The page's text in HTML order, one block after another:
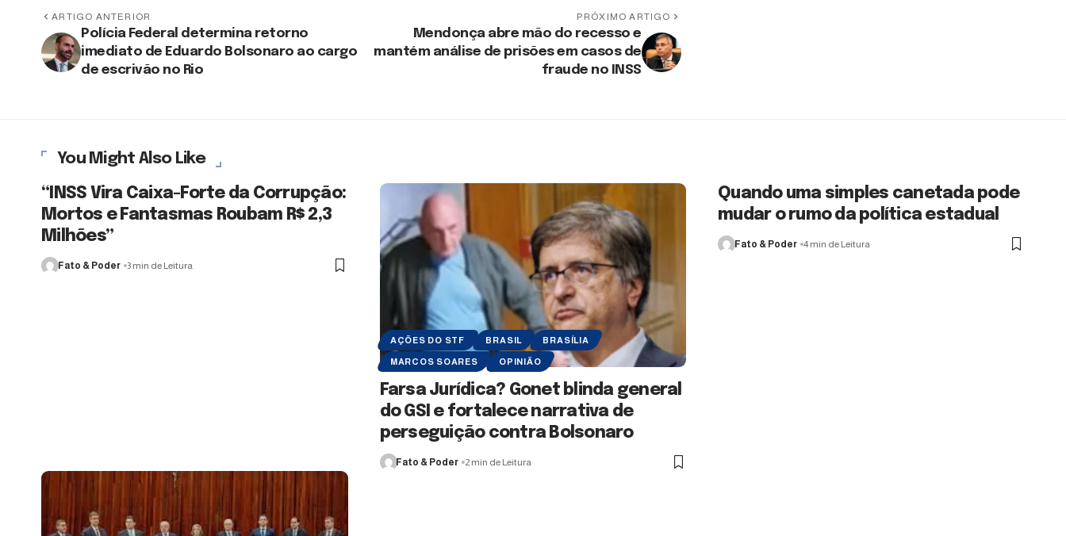
ARTIGO ANTERIOR
Polícia Federal determina retorno
imediato de Eduardo Bolsonaro ao cargo
de escrivão no Rio
PRÓXIMO ARTIGO
Mendonça abre mão do recesso e
mantém análise de prisões em casos de
fraude no INSS
You Might Also Like
“INSS Vira Caixa-Forte da Corrupção:
Mortos e Fantasmas Roubam R$ 2,3
Milhões”
Fato & Poder 3 min de Leitura
AÇÕES DO STF BRASIL BRASÍLIA
MARCOS SOARES OPINIÃO
Farsa Jurídica? Gonet blinda general
do GSI e fortalece narrativa de
perseguição contra Bolsonaro
Fato & Poder 2 min de Leitura
Quando uma simples canetada pode
mudar o rumo da política estadual
Fato & Poder 4 min de Leitura